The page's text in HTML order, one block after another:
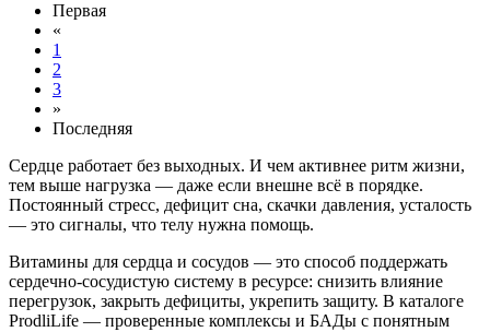
Первая
«
1
2
3
»
Последняя
Сердце работает без выходных. И чем активнее ритм жизни,
тем выше нагрузка — даже если внешне всё в порядке.
Постоянный стресс, дефицит сна, скачки давления, усталость
— это сигналы, что телу нужна помощь.
Витамины для сердца и сосудов — это способ поддержать
сердечно-сосудистую систему в ресурсе: снизить влияние
перегрузок, закрыть дефициты, укрепить защиту. В каталоге
ProdliLife — проверенные комплексы и БАДы с понятным